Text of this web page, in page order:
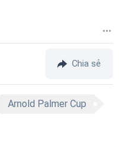
Chia sẻ
Arnold Palmer Cup